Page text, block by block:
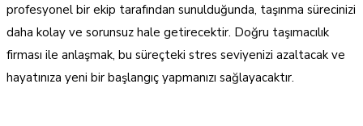
profesyonel bir ekip tarafından sunulduğunda, taşınma sürecinizi
daha kolay ve sorunsuz hale getirecektir. Doğru taşımacılık
firması ile anlaşmak, bu süreçteki stres seviyenizi azaltacak ve
hayatınıza yeni bir başlangıç yapmanızı sağlayacaktır.